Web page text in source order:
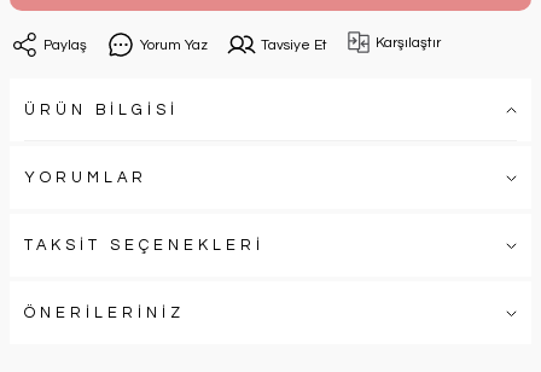
Paylaş Yorum Yaz Tavsiye Et Karşılaştır
ÜRÜN BİLGİSİ
YORUMLAR
TAKSİT SEÇENEKLERİ
ÖNERİLERİNİZ